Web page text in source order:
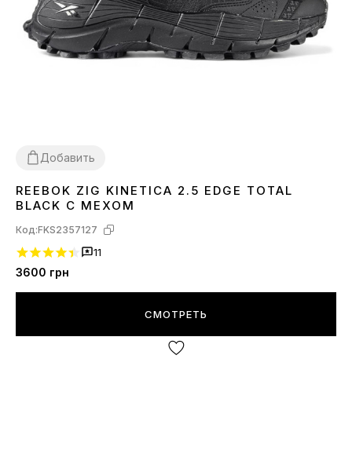
Добавить
42
REEBOK ZIG KINETICA 2.5 EDGE TOTAL
BLACK С МЕХОМ
Код:FKS2357127
11
3600 грн
СМОТРЕТЬ